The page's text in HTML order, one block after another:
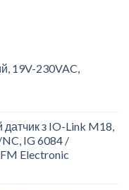
19V-230VAC,
датчик з IO-Link M18,
IG 6084 /
Electronic